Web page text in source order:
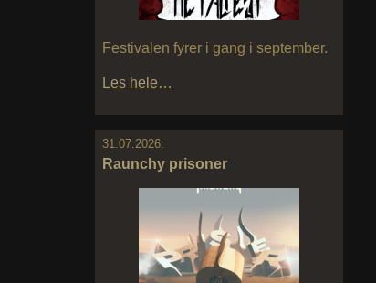
Festivalen fyrer i gang i september.
Les hele…
31.07.2026:
Raunchy prisoner